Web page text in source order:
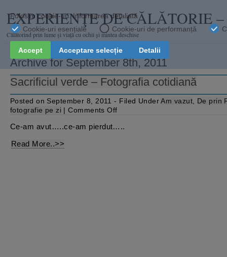
EXPERIENŢE DE CĂLĂTORIE
Călătorind prin lume şi viaţă cu ochii și mintea deschise
Archive for September 8th, 2011
Sacrificiul verde – Fotografia cotidiană
Posted on September 8, 2011 - Filed UnderAm vazut
De prin
fotografie pe zi |Comments Offon
–
Ce-am avut…..ce-am pierdut…..
Read More..>>